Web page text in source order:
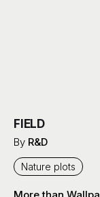
FIELD
By R&D
Nature plots